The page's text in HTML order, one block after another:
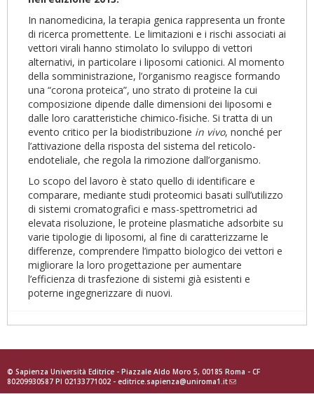
In nanomedicina, la terapia genica rappresenta un fronte
di ricerca promettente. Le limitazioni e i rischi associati ai
vettori virali hanno stimolato lo sviluppo di vettori
alternativi, in particolare i liposomi cationici. Al momento
della somministrazione, l’organismo reagisce formando
una “corona proteica”, uno strato di proteine la cui
composizione dipende dalle dimensioni dei liposomi e
dalle loro caratteristiche chimico-fisiche. Si tratta di un
evento critico per la biodistribuzione in vivo, nonché per
l’attivazione della risposta del sistema del reticolo-
endoteliale, che regola la rimozione dall’organismo.
Lo scopo del lavoro è stato quello di identificare e
comparare, mediante studi proteomici basati sull’utilizzo
di sistemi cromatografici e mass-spettrometrici ad
elevata risoluzione, le proteine plasmatiche adsorbite su
varie tipologie di liposomi, al fine di caratterizzarne le
differenze, comprendere l’impatto biologico dei vettori e
migliorare la loro progettazione per aumentare
l’efficienza di trasfezione di sistemi già esistenti e
poterne ingegnerizzare di nuovi.
© Sapienza Università Editrice - Piazzale Aldo Moro 5, 00185 Roma - CF
80209930587 PI 02133771002 - editrice.sapienza@uniroma1.it(link
sends